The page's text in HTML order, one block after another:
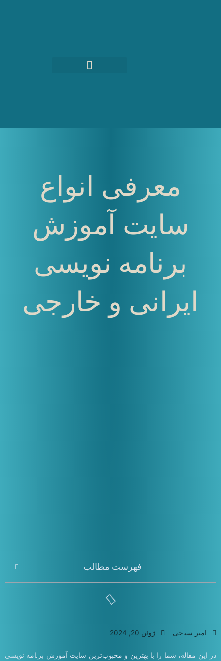
معرفی انواع
سایت آموزش
برنامه نویسی
ایرانی و خارجی
فهرست مطالب
امیر سیاحی ژوئن 20, 2024
در این مقاله، شما را با بهترین و محبوب‌ترین سایت آموزش برنامه نویسی